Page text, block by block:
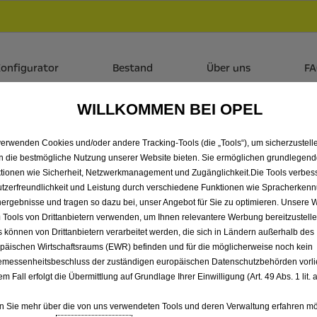
Bestand Über uns
JETZT UNSERE
SIE GLEICH
WILLKOMMEN BEI OPEL
Cookies und/oder andere Tracking-Tools (die „Tools“), um
die bestmögliche Nutzung unserer Website bieten. Sie ermöglichen
wie Sicherheit, Netzwerkmanagement und Zugänglichkeit.Die Tools
und Leistung durch verschiedene Funktionen wie
und tragen so dazu bei, unser Angebot für Sie zu optimieren. Unsere
Tools von Drittanbietern verwenden, um Ihnen relevantere Werbung
können von Drittanbietern verarbeitet werden, die sich in Ländern außerhalb des
Wirtschaftsraums (EWR) befinden und für die möglicherweise noch kein
der zuständigen europäischen Datenschutzbehörden
Fall erfolgt die Übermittlung auf Grundlage Ihrer Einwilligung (Art. 49 Abs. 1 lit.
Sie mehr über die von uns verwendeten Tools und deren Verwaltung erfahren